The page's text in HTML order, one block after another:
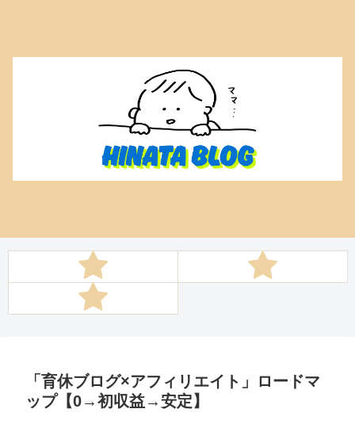
「育休ブログ×アフィリエイト」ロードマ
ップ【0→初収益→安定】